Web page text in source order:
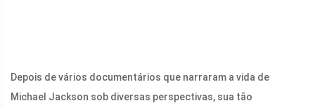
Depois de vários documentários que narraram a vida de
Michael Jackson sob diversas perspectivas, sua tão